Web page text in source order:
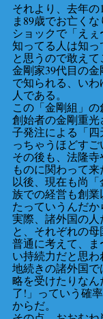
それより、去年
ま89歳でお亡く
ショックで「えぇ
知ってる人は知
と思うので敢えて
金剛家39代目の金
で知られる、い
人である。
この「金剛組」の
創始者の金剛重
子発注による「
っちゃうほどすご
その後も、法隆
ものに関わって来
以後、現在も尚
族での経営も創業
たっていうんだか
実際、諸外国の人
と、それぞれの母
普通に考えて、
い持続力だと思わ
地続きの諸外国
略を受けたりな
了!」っていう確
からだ。